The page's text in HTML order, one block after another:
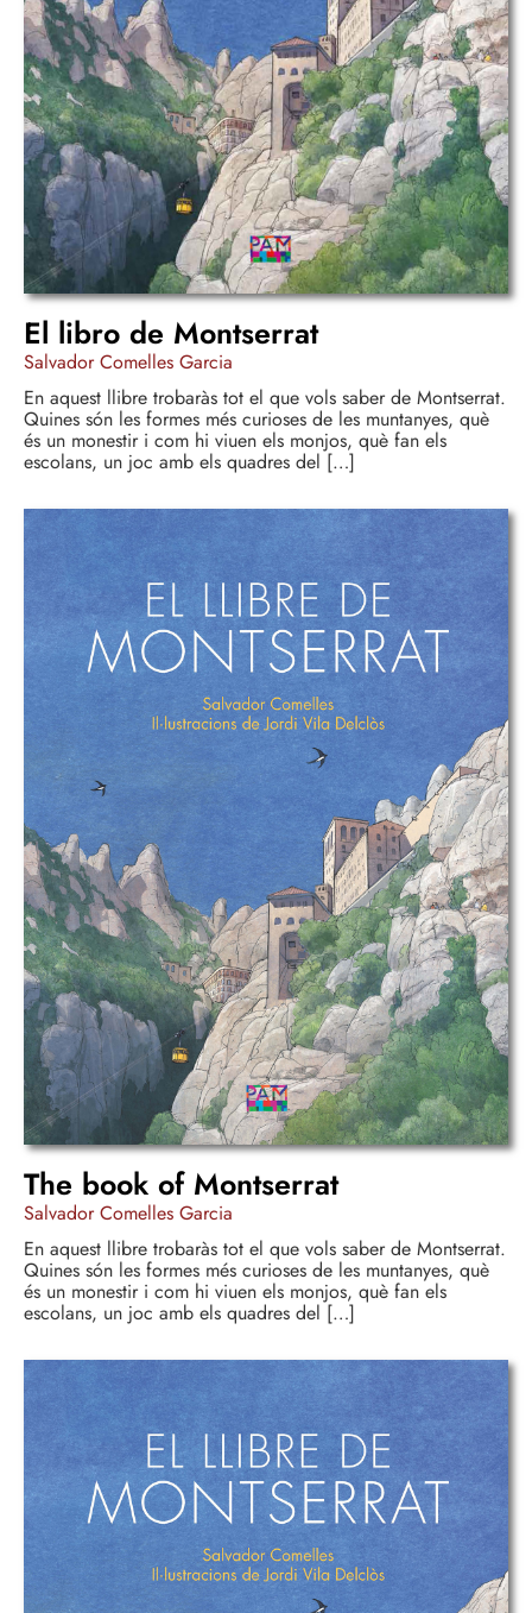
El libro de Montserrat
Salvador Comelles Garcia
En aquest llibre trobaràs tot el que vols saber de Montserrat.
Quines són les formes més curioses de les muntanyes, què
és un monestir i com hi viuen els monjos, què fan els
escolans, un joc amb els quadres del […]
The book of Montserrat
Salvador Comelles Garcia
En aquest llibre trobaràs tot el que vols saber de Montserrat.
Quines són les formes més curioses de les muntanyes, què
és un monestir i com hi viuen els monjos, què fan els
escolans, un joc amb els quadres del […]